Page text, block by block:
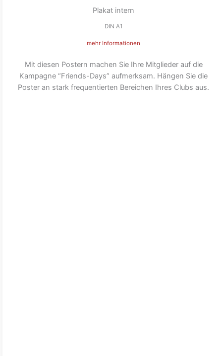
Plakat intern
DIN A1
mehr Informationen
Mit diesen Postern machen Sie Ihre Mitglieder auf die
Kampagne “Friends-Days” aufmerksam. Hängen Sie die
Poster an stark frequentierten Bereichen Ihres Clubs aus.